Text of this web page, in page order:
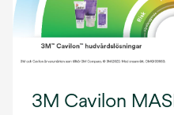
3M Cavilon